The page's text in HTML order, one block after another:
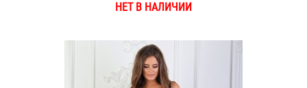
НЕТ В НАЛИЧИИ